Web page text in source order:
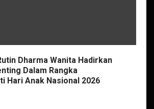
Dharma Wanita Hadirkan
Dalam Rangka
Hari Anak Nasional 2026